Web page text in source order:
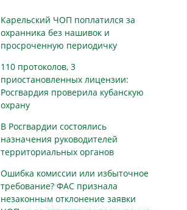
Карельский ЧОП поплатился за
охранника без нашивок и
просроченную периодичку
110 протоколов, 3
приостановленных лицензии:
Росгвардия проверила кубанскую
охрану
В Росгвардии состоялись
назначения руководителей
территориальных органов
Ошибка комиссии или избыточное
требование? ФАС признала
незаконным отклонение заявки